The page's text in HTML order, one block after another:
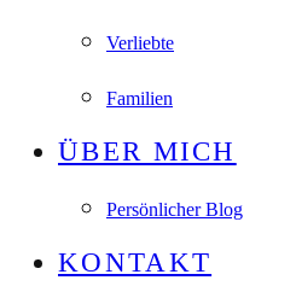
Verliebte
Familien
ÜBER MICH
Persönlicher Blog
KONTAKT